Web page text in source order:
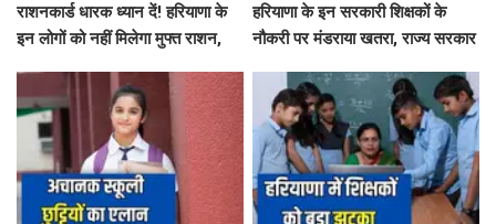
राशनकार्ड धारक ध्यान दें! हरियाणा के
इन लोगों को नहीं मिलेगा मुफ्त राशन,
हरियाणा के इन सरकारी शिक्षकों के
नौकरी पर मंडराया खतरा, राज्य सरकार